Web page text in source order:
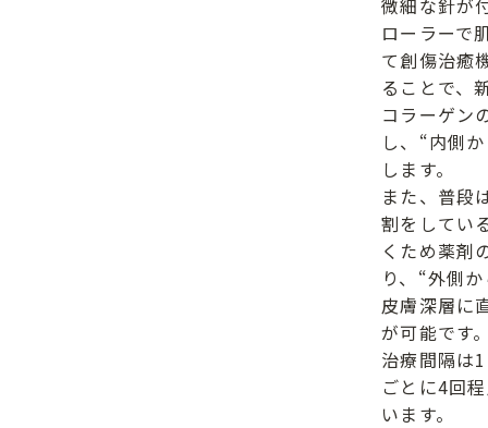
ローラーで
て創傷治癒
ることで、
コラーゲン
し、“内側
します。
また、普段
割をしてい
くため薬剤
り、“外側
皮膚深層に
が可能です
治療間隔は
ごとに4回
います。